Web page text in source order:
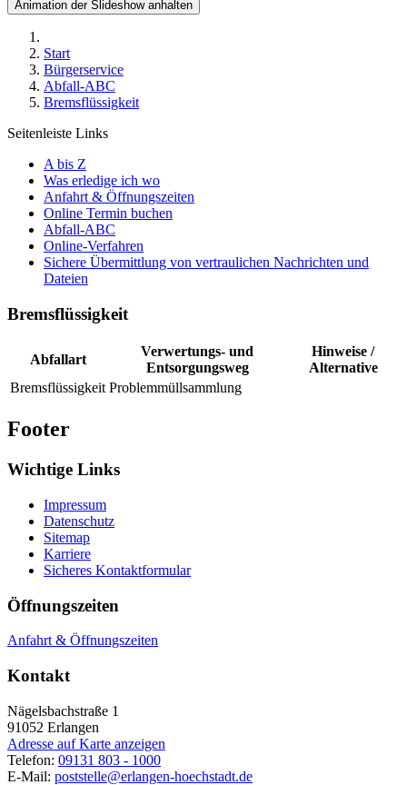
Animation der Slideshow anhalten
Start
Bürgerservice
Abfall-ABC
Bremsflüssigkeit
Seitenleiste Links
A bis Z
Was erledige ich wo
Anfahrt & Öffnungszeiten
Online Termin buchen
Abfall-ABC
Online-Verfahren
Sichere Übermittlung von vertraulichen Nachrichten und
Dateien
Bremsflüssigkeit
Abfallart
Verwertungs- und
Entsorgungsweg
Hinweise /
Alternative
Bremsflüssigkeit Problemmüllsammlung
Footer
Wichtige Links
Impressum
Datenschutz
Sitemap
Karriere
Sicheres Kontaktformular
Öffnungszeiten
Anfahrt & Öffnungszeiten
Kontakt
Nägelsbachstraße 1
91052 Erlangen
Adresse auf Karte anzeigen
Telefon: 09131 803 - 1000
E-Mail: poststelle@erlangen-hoechstadt.de